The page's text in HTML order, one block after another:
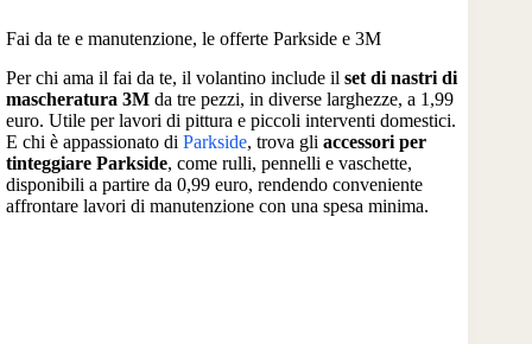
Fai da te e manutenzione, le offerte Parkside e 3M
Per chi ama il fai da te, il volantino include il set di nastri di
mascheratura 3M da tre pezzi, in diverse larghezze, a 1,99
euro. Utile per lavori di pittura e piccoli interventi domestici.
E chi è appassionato di Parkside, trova gli accessori per
tinteggiare Parkside, come rulli, pennelli e vaschette,
disponibili a partire da 0,99 euro, rendendo conveniente
affrontare lavori di manutenzione con una spesa minima.